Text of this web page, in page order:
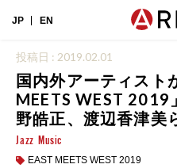
JP EN
投稿日 : 2019.02.01
国内外アーティスト
MEETS WEST 2019
野皓正、渡辺香津美
Jazz Music
EAST MEETS WEST 2019